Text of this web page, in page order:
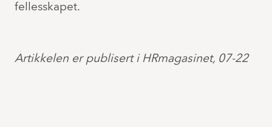
fellesskapet.
Artikkelen er publisert i HRmagasinet, 07-22